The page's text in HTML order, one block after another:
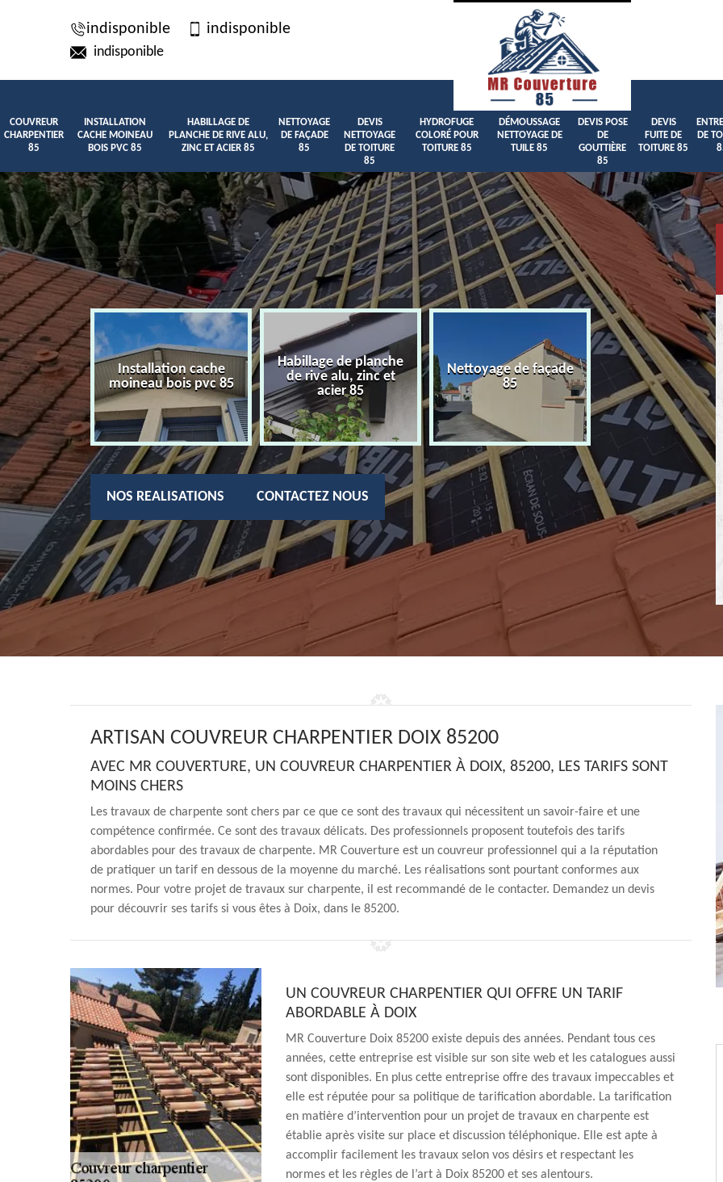
indisponible indisponible
indisponible
COUVREUR
CHARPENTIER
85
INSTALLATION
CACHE MOINEAU
BOIS PVC 85
HABILLAGE DE
PLANCHE DE RIVE ALU,
ZINC ET ACIER 85
NETTOYAGE
DE FAÇADE
85
DEVIS
NETTOYAGE
DE TOITURE
85
HYDROFUGE
COLORÉ POUR
TOITURE 85
DÉMOUSSAGE
NETTOYAGE DE
TUILE 85
DEVIS POSE
DE
GOUTTIÈRE
85
DEVIS
FUITE DE
TOITURE 85
DE
Installation cache
moineau bois pvc 85
Habillage de planche
de rive alu, zinc et
acier 85
Nettoyage de façade
85
Devis nettoyage
toiture 85
NOS REALISATIONS CONTACTEZ NOUS
ARTISAN COUVREUR CHARPENTIER DOIX 85200
AVEC MR COUVERTURE, UN COUVREUR CHARPENTIER À DOIX, 85200, LES TARIFS SONT
MOINS CHERS
Les travaux de charpente sont chers par ce que ce sont des travaux qui nécessitent un savoir-faire et une
compétence confirmée. Ce sont des travaux délicats. Des professionnels proposent toutefois des tarifs
abordables pour des travaux de charpente. MR Couverture est un couvreur professionnel qui a la réputation
de pratiquer un tarif en dessous de la moyenne du marché. Les réalisations sont pourtant conformes aux
normes. Pour votre projet de travaux sur charpente, il est recommandé de le contacter. Demandez un devis
pour découvrir ses tarifs si vous êtes à Doix, dans le 85200.
UN COUVREUR CHARPENTIER QUI OFFRE UN TARIF
ABORDABLE À DOIX
MR Couverture Doix 85200 existe depuis des années. Pendant tous ces
années, cette entreprise est visible sur son site web et les catalogues aussi
sont disponibles. En plus cette entreprise offre des travaux impeccables et
elle est réputée pour sa politique de tarification abordable. La tarification
en matière d’intervention pour un projet de travaux en charpente est
établie après visite sur place et discussion téléphonique. Elle est apte à
accomplir facilement les travaux selon vos désirs et respectant les
normes et les règles de l’art à Doix 85200 et ses alentours.